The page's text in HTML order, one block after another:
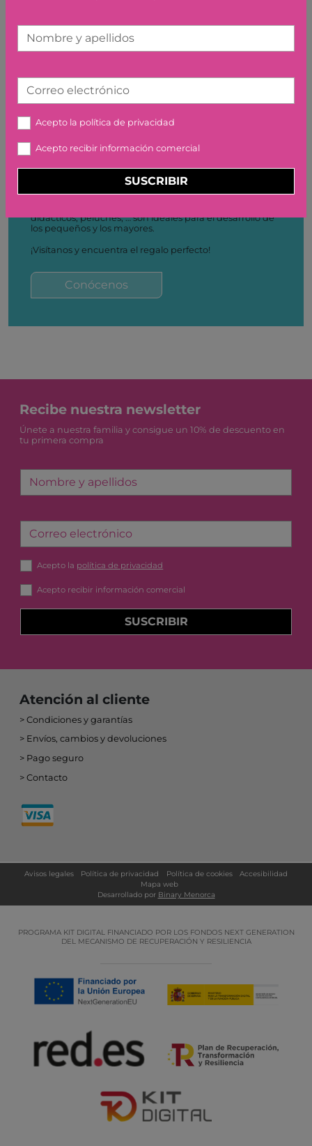
MIMBRE JOGUINES
La tienda con mayor variedad de juguetes y
juegos de Menorca
educativos, creativos y de calidad para todas las edades.
juguetes únicos, diseñados para inspirar la imaginación
didácticos, peluches, … son ideales para el desarrollo de
los pequeños y los mayores.
¡Visítanos y encuentra el regalo perfecto!
Conócenos
Recibe nuestra newsletter
Únete a nuestra familia y consigue un 10% de descuento en
tu primera compra
Nombre y apellidos
Correo electrónico
Acepto la política de privacidad
Acepto recibir información comercial
SUSCRIBIR
Atención al cliente
Condiciones y garantías
Envíos, cambios y devoluciones
Pago seguro
Contacto
Avisos legales Política de privacidad Política de cookies
Accesibilidad
Mapa web
Desarrollado por Binary Menorca
PROGRAMA KIT DIGITAL FINANCIADO POR LOS FONDOS NEXT GENERATION
DEL MECANISMO DE RECUPERACIÓN Y RESILIENCIA
Nombre y apellidos
Correo electrónico
Acepto la política de privacidad
Acepto recibir información comercial
SUSCRIBIR